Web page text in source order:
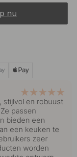
nu
stijlvol en robuust
passen
bieden een
een keuken te
zeer
worden